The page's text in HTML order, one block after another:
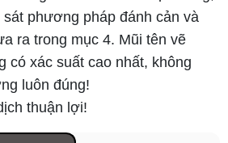
phương pháp đánh cản và
ra trong mục 4. Mũi tên vẽ
có xác suất cao nhất, không
luôn đúng!
thuận lợi!